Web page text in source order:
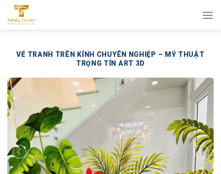
qua
VẼ TRANH TRÊN KÍNH CHUYÊN NGHIỆP – MỸ THUẬT
TRỌNG TÍN ART 3D